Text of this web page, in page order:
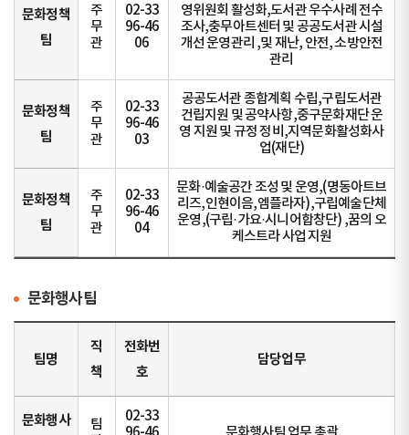
문화정책
팀
주
무
관
02-33
96-46
06
영위원회 활성화,도서관 우수사례 전수
조사,충무아트센터 및 공공도서관 시설
개선 운영관리 ,및 재난, 안전, 소방안전
관리
문화정책
팀
주
무
관
02-33
96-46
03
공공도서관 종합계획 수립,구립도서관
건립지원 및 공약사항,중구문화재단 운
영 지원 및 규정 정비,지역문화활성화사
업(재단)
문화정책
팀
주
무
관
02-33
96-46
04
문화·예술공간 조성 및 운영,(명동아트브
리즈,인현이음,엠플라자),구립예술단체
운영,(구립·가요·시니어합창단) ,꿈의 오
케스트라 사업 지원
문화행사팀
팀명
직
책
전화번
호
담당업무
문화행사
팀
02-33